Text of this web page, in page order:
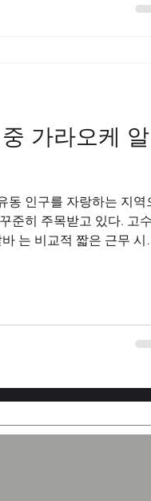
되나요? 👉 이 질문에
가라오케 알
동 인구를 자랑하는 지역
준히 주목받고 있다. 고
는 비교적 짧은 근무 시
인 서비
장점은 수입 구조 다. 기